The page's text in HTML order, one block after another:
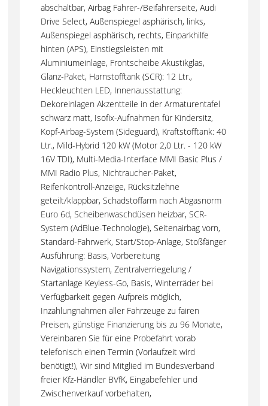
abschaltbar, Airbag Fahrer-/Beifahrerseite, Audi
Drive Select, Außenspiegel asphärisch, links,
Außenspiegel asphärisch, rechts, Einparkhilfe
hinten (APS), Einstiegsleisten mit
Aluminiumeinlage, Frontscheibe Akustikglas,
Glanz-Paket, Harnstofftank (SCR): 12 Ltr.,
Heckleuchten LED, Innenausstattung:
Dekoreinlagen Akzentteile in der Armaturentafel
schwarz matt, Isofix-Aufnahmen für Kindersitz,
Kopf-Airbag-System (Sideguard), Kraftstofftank: 40
Ltr., Mild-Hybrid 120 kW (Motor 2,0 Ltr. - 120 kW
16V TDI), Multi-Media-Interface MMI Basic Plus /
MMI Radio Plus, Nichtraucher-Paket,
Reifenkontroll-Anzeige, Rücksitzlehne
geteilt/klappbar, Schadstoffarm nach Abgasnorm
Euro 6d, Scheibenwaschdüsen heizbar, SCR-
System (AdBlue-Technologie), Seitenairbag vorn,
Standard-Fahrwerk, Start/Stop-Anlage, Stoßfänger
Ausführung: Basis, Vorbereitung
Navigationssystem, Zentralverriegelung /
Startanlage Keyless-Go, Basis, Winterräder bei
Verfügbarkeit gegen Aufpreis möglich,
Inzahlungnahmen aller Fahrzeuge zu fairen
Preisen, günstige Finanzierung bis zu 96 Monate,
Vereinbaren Sie für eine Probefahrt vorab
telefonisch einen Termin (Vorlaufzeit wird
benötigt!), Wir sind Mitglied im Bundesverband
freier Kfz-Händler BVfK, Eingabefehler und
Zwischenverkauf vorbehalten,